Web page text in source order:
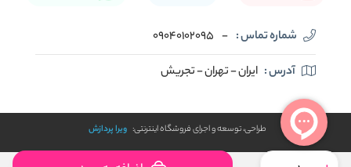
شماره تماس : -
09040102095
آدرس : ایران - تهران - تجریش
طراحی، توسعه و اجرای فروشگاه اینترنتی: ویرا پردازش